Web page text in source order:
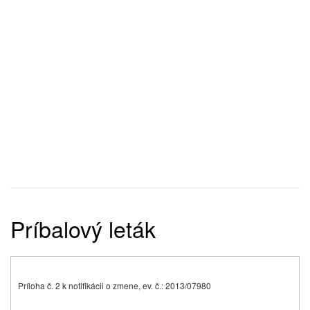
Príbalový leták
Príloha č. 2 k notifikácii o zmene, ev. č.: 2013/07980